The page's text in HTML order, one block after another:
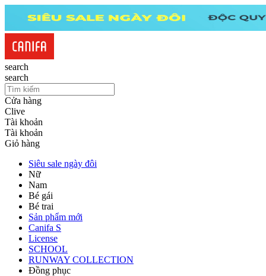
search
search
Cửa hàng
Clive
Tài khoản
Tài khoản
Giỏ hàng
Siêu sale ngày đôi
Nữ
Nam
Bé gái
Bé trai
Sản phẩm mới
Canifa S
License
SCHOOL
RUNWAY COLLECTION
Đồng phục